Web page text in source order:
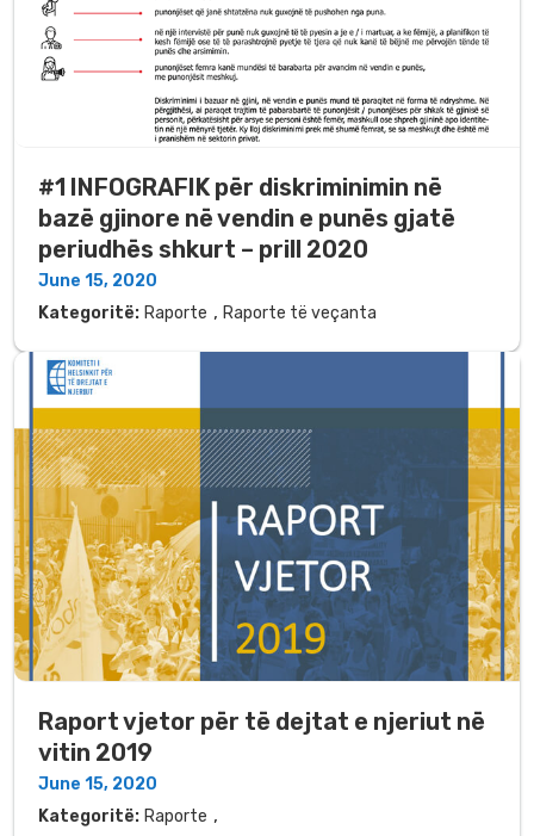
#1 INFOGRAFIK për diskriminimin në
bazë gjinore në vendin e punës gjatë
periudhës shkurt – prill 2020
June 15, 2020
Kategoritë: Raporte , Raporte të veçanta
Raport vjetor për të dejtat e njeriut në
vitin 2019
June 15, 2020
Kategoritë: Raporte ,